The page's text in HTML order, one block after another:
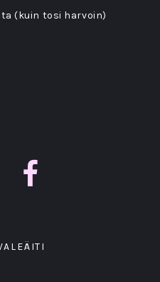
(kuin tosi harvoin)